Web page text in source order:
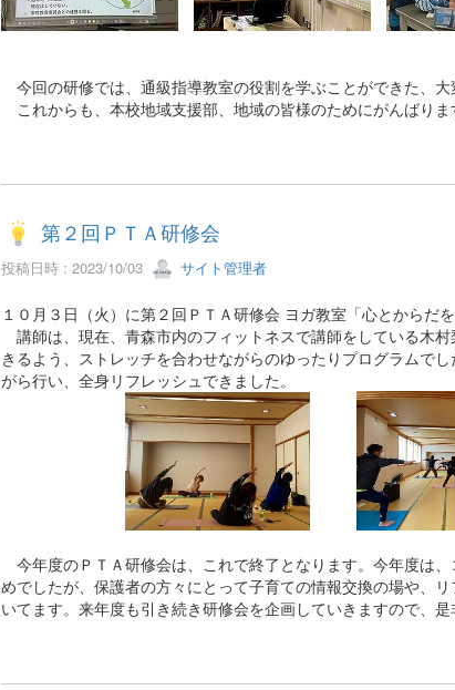
今回の研修では、通級指導教室の役割を学ぶことができた、大
これからも、本校地域支援部、地域の皆様のためにがんばりま
第２回ＰＴＡ研修会
投稿日時 : 2023/10/03 サイト管理者
１０月３日（火）に第２回ＰＴＡ研修会 ヨガ教室「心とからだ
講師は、現在、青森市内のフィットネスで講師をしている木
きるよう、ストレッチを合わせながらのゆったりプログラムで
がら行い、全身リフレッシュできました。
今年度のＰＴＡ研修会は、これで終了となります。今年度は
めでしたが、保護者の方々にとって子育ての情報交換の場や、
いてます。来年度も引き続き研修会を企画していきますので、